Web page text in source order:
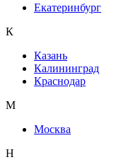
Екатеринбург
К
Казань
Калининград
Краснодар
М
Москва
Н